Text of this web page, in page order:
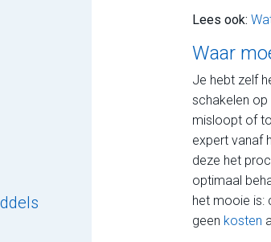
Lees ook:
Waar
Je hebt zelf
schakelen
misloopt of
expert vanaf
deze het
optimaal
het mooie is:
geen kosten